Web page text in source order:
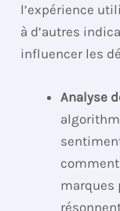
l’expérience
à d’autres
influencer les
Analyse
marques